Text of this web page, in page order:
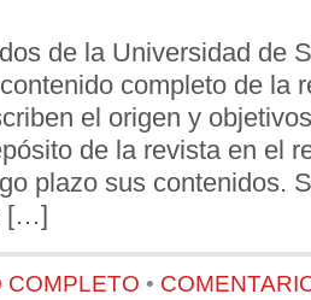
de la Universidad de
completo de la
el origen y
de la revista en el
plazo sus contenidos.
[…]
COMPLETO •